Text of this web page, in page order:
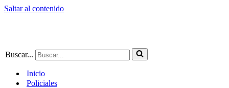
Saltar al contenido
Buscar...
Inicio
Policiales